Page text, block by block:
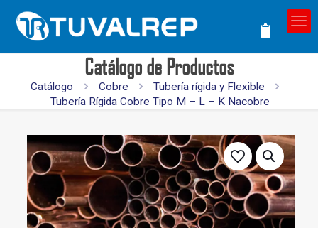
Catálogo de Productos
Catálogo Cobre
Tubería rígida y Flexible
Tubería Rígida Cobre Tipo M – L – K Nacobre